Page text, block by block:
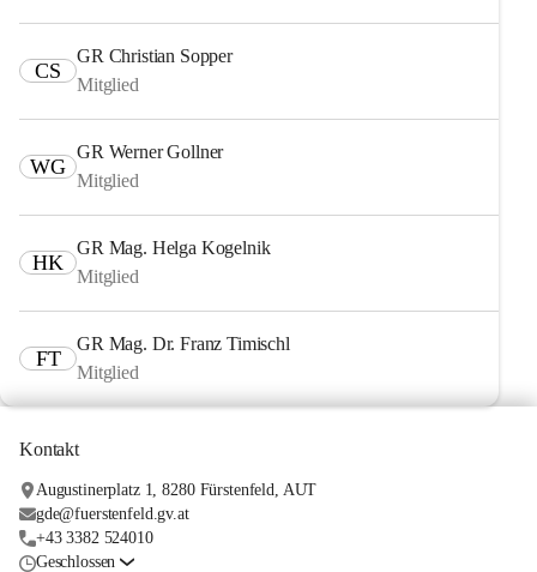
CS
GR Christian Sopper
Mitglied
WG
GR Werner Gollner
Mitglied
HK
GR Mag. Helga Kogelnik
Mitglied
FT
GR Mag. Dr. Franz Timischl
Mitglied
Kontakt
Augustinerplatz 1, 8280 Fürstenfeld, AUT
gde@fuerstenfeld.gv.at
+43 3382 524010
Geschlossen